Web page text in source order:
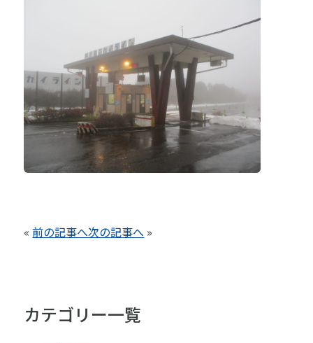
«前の記事へ次の記事へ »
カテゴリー一覧